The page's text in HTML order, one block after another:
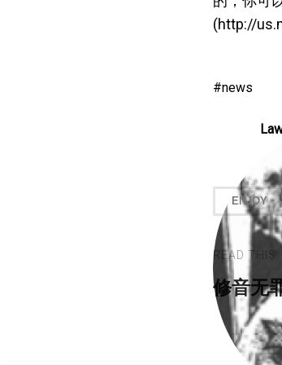
(http://
news
ENJOY
READ THIS
修音无